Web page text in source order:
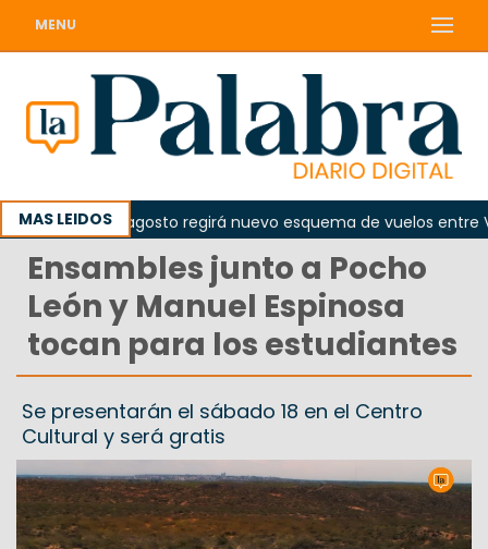
MENU
MAS LEIDOS
el 10 de agosto regirá nuevo esquema de vuelos entre
Ensambles junto a Pocho
León y Manuel Espinosa
tocan para los estudiantes
Se presentarán el sábado 18 en el Centro
Cultural y será gratis